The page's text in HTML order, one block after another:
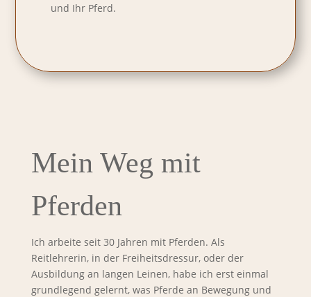
und Ihr Pferd.
Mein Weg mit
Pferden
Ich arbeite seit 30 Jahren mit Pferden. Als
Reitlehrerin, in der Freiheitsdressur, oder der
Ausbildung an langen Leinen, habe ich erst einmal
grundlegend gelernt, was Pferde an Bewegung und